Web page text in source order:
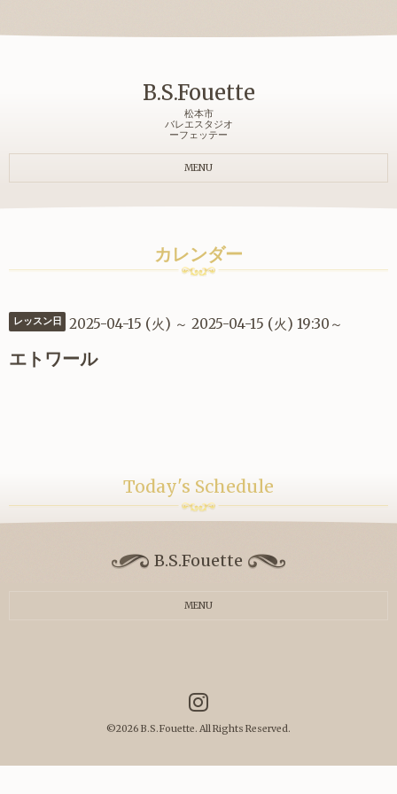
B.S.Fouette
松本市
バレエスタジオ
ーフェッテー
MENU
カレンダー
レッスン日 2025-04-15 (火) ～ 2025-04-15 (火) 19:30～
エトワール
Today's Schedule
B.S.Fouette
MENU
©2026 B.S.Fouette. All Rights Reserved.